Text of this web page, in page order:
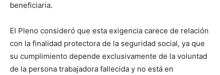
beneficiaria.
El Pleno consideró que esta exigencia carece de relación
con la finalidad protectora de la seguridad social, ya que
su cumplimiento depende exclusivamente de la voluntad
de la persona trabajadora fallecida y no está en